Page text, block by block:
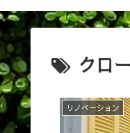
クロ
リノベーション